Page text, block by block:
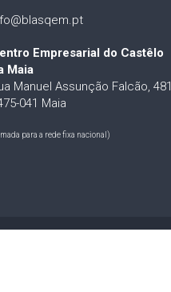
Empresarial do Castêlo
Maia
Manuel Assunção Falcão, 481
041 Maia
para a rede fixa nacional)